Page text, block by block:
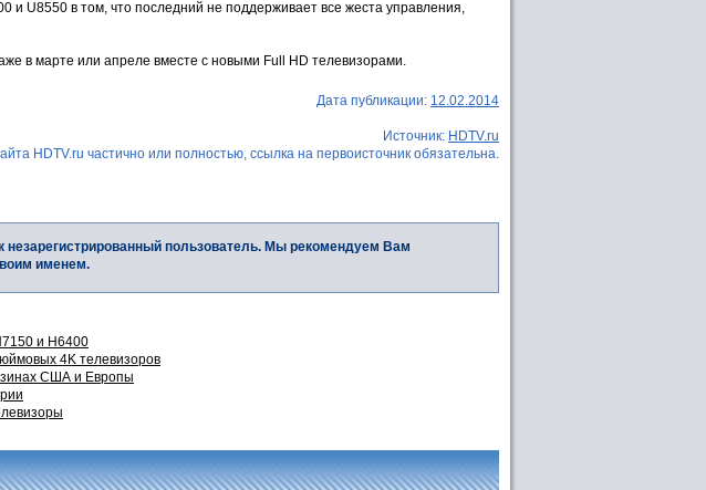
U8550 в том, что последний не поддерживает все жеста управления,
в марте или апреле вместе с новыми Full HD телевизорами.
Дата публикации: 12.02.2014
Источник: HDTV.ru
HDTV.ru частично или полностью, ссылка на первоисточник обязательна.
пользователь. Мы рекомендуем Вам
именем.
и H6400
4K телевизоров
США и Европы